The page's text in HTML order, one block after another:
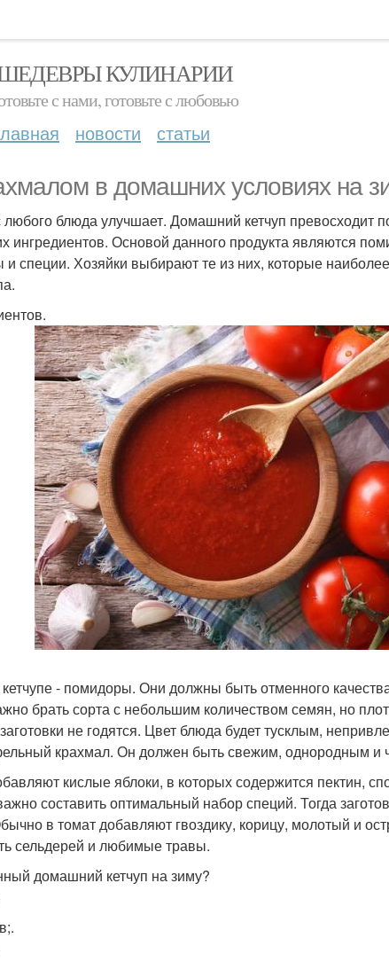
КУЛИНАРИИ
с нами, готовьте с любовью
новости статьи
в домашних условиях на
блюда улучшает. Домашний кетчуп превосходит
ингредиентов. Основой данного продукта являются
специи. Хозяйки выбирают те из них, которые
- помидоры. Они должны быть отменного
брать сорта с небольшим количеством семян, но
не годятся. Цвет блюда будет тусклым,
крахмал. Он должен быть свежим, однородным и
кислые яблоки, в которых содержится пектин,
составить оптимальный набор специй. Тогда
в томат добавляют гвоздику, корицу, молотый и
сельдерей и любимые травы.
домашний кетчуп на зиму?